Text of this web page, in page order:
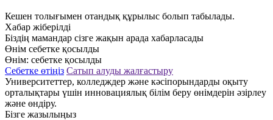
Кешен толығымен отандық құрылыс болып табылады.
Хабар жіберілді
Біздің мамандар сізге жақын арада хабарласады
Өнім себетке қосылды
Өнім: себетке қосылды
Себетке өтіңіз Сатып алуды жалғастыру
Университеттер, колледждер және кәсіпорындарды оқыту
орталықтары үшін инновациялық білім беру өнімдерін әзірлеу
және өндіру.
Бізге жазылыңыз